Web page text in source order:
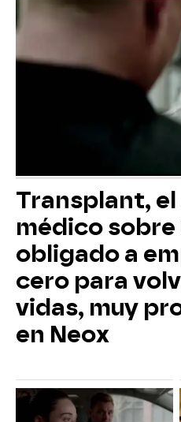
Transplant,
médico
obligado a
cero para
vidas, muy
en Neox